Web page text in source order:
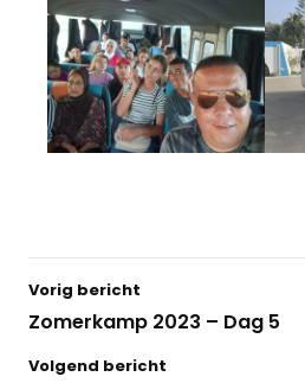
Vorig bericht
Zomerkamp 2023 – Dag 5
Volgend bericht